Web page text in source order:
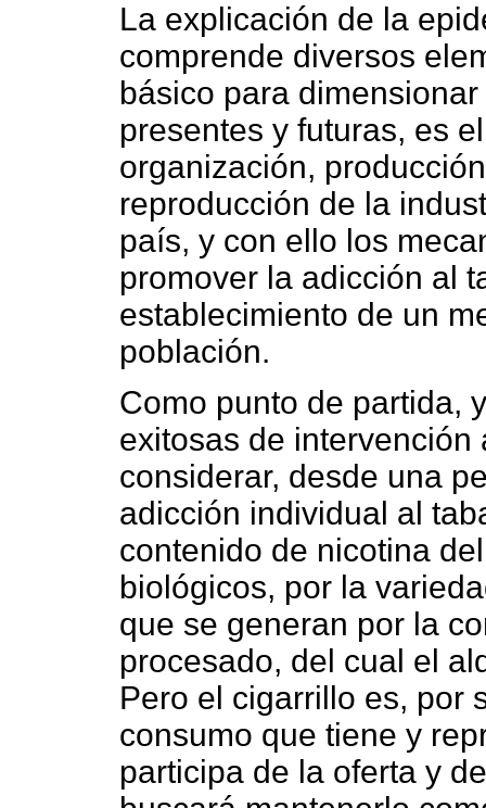
La explicación de la
comprende diversos
básico para
presentes y futuras, es
organización,
reproducción de la
país, y con ello los
promover la adicción al
establecimiento de un
población.
Como punto de partida,
exitosas de
considerar, desde una
adicción individual al
contenido de nicotina
biológicos, por la
que se generan por la
procesado, del cual el
Pero el cigarrillo es, por
consumo que tiene y
participa de la oferta y